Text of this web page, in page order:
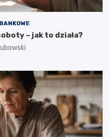
– jak to działa?